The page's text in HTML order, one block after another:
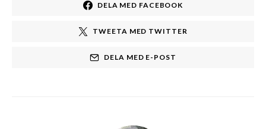
DELA MED FACEBOOK
TWEETA MED TWITTER
DELA MED E-POST